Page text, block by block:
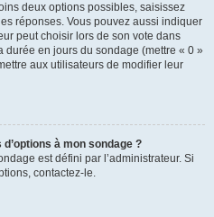
deux options possibles, saisissez
réponses. Vous pouvez aussi indiquer
peut choisir lors de son vote dans
durée en jours du sondage (mettre « 0 »
aux utilisateurs de modifier leur
à mon sondage ?
est défini par l’administrateur. Si
contactez-le.